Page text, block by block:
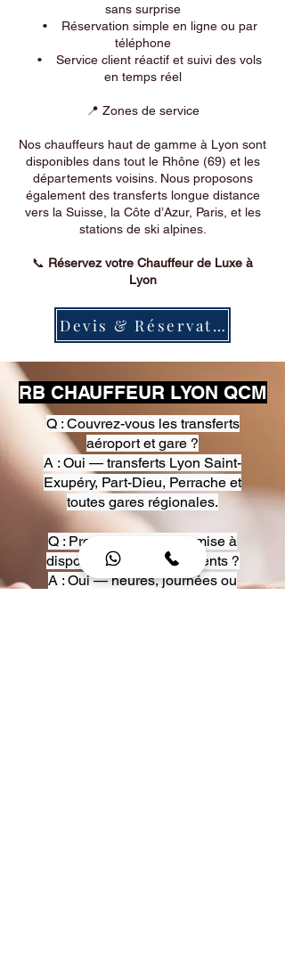
sans surprise
• Réservation simple en ligne ou par
téléphone
• Service client réactif et suivi des vols
en temps réel
📍 Zones de service
Nos chauffeurs haut de gamme à Lyon sont
disponibles dans tout le Rhône (69) et les
départements voisins. Nous proposons
également des transferts longue distance
vers la Suisse, la Côte d’Azur, Paris, et les
stations de ski alpines.
📞 Réservez votre Chauffeur de Luxe à
Lyon
Devis & Réservation
RB CHAUFFEUR LYON QCM
Q : Couvrez-vous les transferts
aéroport et gare ?
A : Oui — transferts Lyon Saint-
Exupéry, Part-Dieu, Perrache et
toutes gares régionales.
Q : Proposez-vous une mise à
disposition pour événements ?
A : Oui — heures, journées ou